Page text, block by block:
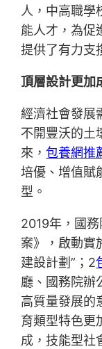
人，中高職學
能人才，為促
提供了有力支
頂層設計更加
經濟社會發展
不開豐沃的
來，包養網推
培優、增值賦
型。
2019年，國
案》，啟動實
建設計劃”；2
廳、國務院辦
高質量發展的
育類型特色更
成，技能型社